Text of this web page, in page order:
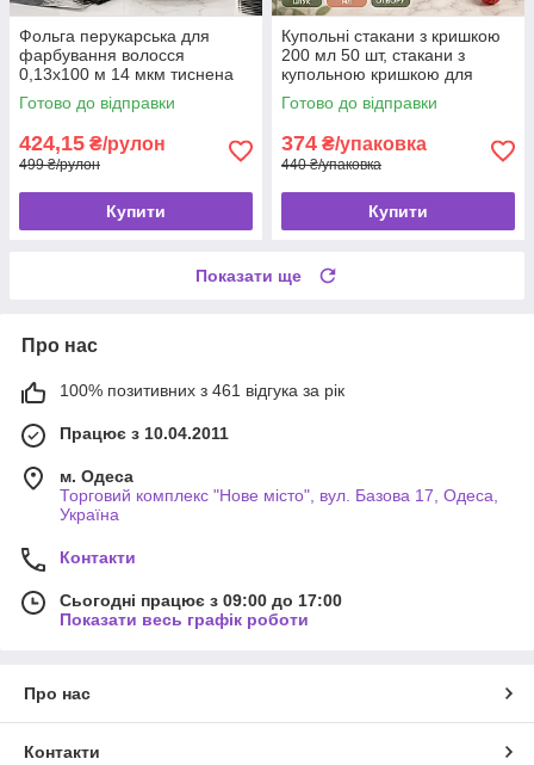
Фольга перукарська для
фарбування волосся
0,13х100 м 14 мкм тиснена
фольга для мелірування в
рулоні
Готово до відправки
424,15 ₴/рулон
499 ₴/рулон
Купити
Купольні стакани з кришкою
200 мл 50 шт, стакани з
купольною кришкою для
десертів
Готово до відправки
374 ₴/упаковка
440 ₴/упаковка
Купити
Показати ще
Про нас
100% позитивних з 461 відгука за рік
Працює з 10.04.2011
м. Одеса
Торговий комплекс "Нове місто", вул. Базова 17, Одеса,
Україна
Контакти
Сьогодні працює з 09:00 до 17:00
Показати весь графік роботи
Про нас
Контакти